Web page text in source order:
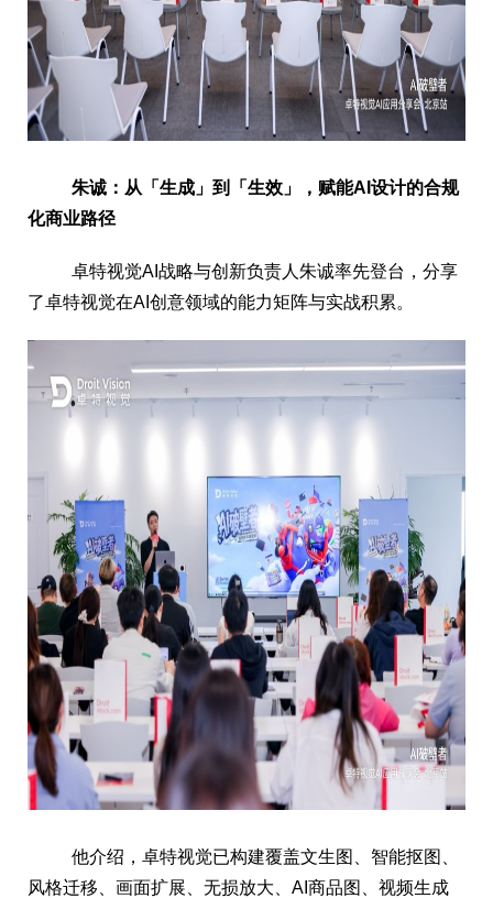
朱诚：从「生成」到「生效」，赋能AI设计的合规
化商业路径
卓特视觉AI战略与创新负责人朱诚率先登台，分享
了卓特视觉在AI创意领域的能力矩阵与实战积累。
他介绍，卓特视觉已构建覆盖文生图、智能抠图、
风格迁移、画面扩展、无损放大、AI商品图、视频生成